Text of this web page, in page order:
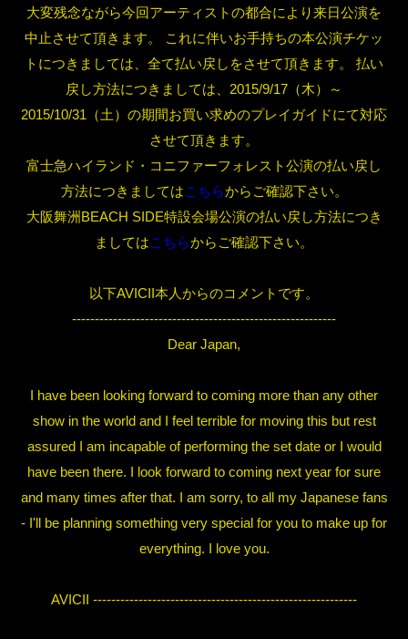
大変残念ながら今回アーティストの都合により来日公演を
中止させて頂きます。 これに伴いお手持ちの本公演チケッ
トにつきましては、全て払い戻しをさせて頂きます。 払い
戻し方法につきましては、2015/9/17（木）～
2015/10/31（土）の期間お買い求めのプレイガイドにて対応
させて頂きます。
富士急ハイランド・コニファーフォレスト公演の払い戻し
方法につきましてはこちらからご確認下さい。
大阪舞洲BEACH SIDE特設会場公演の払い戻し方法につき
ましてはこちらからご確認下さい。
以下AVICII本人からのコメントです。
----------------------------------------------------------
Dear Japan,
I have been looking forward to coming more than any other
show in the world and I feel terrible for moving this but rest
assured I am incapable of performing the set date or I would
have been there. I look forward to coming next year for sure
and many times after that. I am sorry, to all my Japanese fans
- I'll be planning something very special for you to make up for
everything. I love you.
AVICII ----------------------------------------------------------